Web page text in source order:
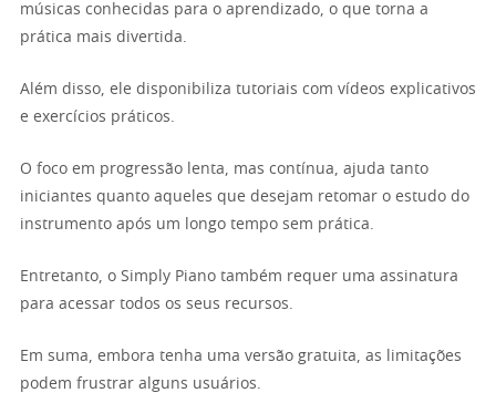
músicas conhecidas para o aprendizado, o que torna a
prática mais divertida.
Além disso, ele disponibiliza tutoriais com vídeos explicativos
e exercícios práticos.
O foco em progressão lenta, mas contínua, ajuda tanto
iniciantes quanto aqueles que desejam retomar o estudo do
instrumento após um longo tempo sem prática.
Entretanto, o Simply Piano também requer uma assinatura
para acessar todos os seus recursos.
Em suma, embora tenha uma versão gratuita, as limitações
podem frustrar alguns usuários.